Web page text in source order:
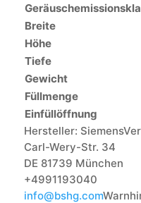
Breite
Höhe
Tiefe
Gewicht
Füllmenge
Einfüllöffnung
Hersteller: Siemens
Carl-Wery-Str. 34
DE 81739 München
+4991193040
info@bshg.com